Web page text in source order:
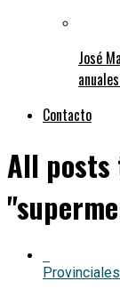
José
Contacto
All posts
Provinciales